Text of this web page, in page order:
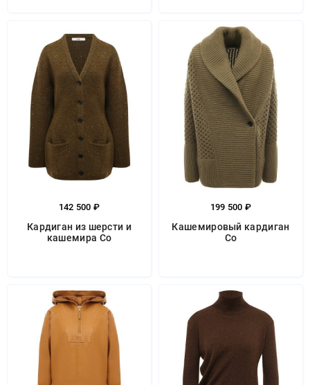
142 500 ₽
Кардиган из шерсти и
кашемира Co
199 500 ₽
Кашемировый кардиган
Co